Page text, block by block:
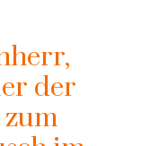
der
zum